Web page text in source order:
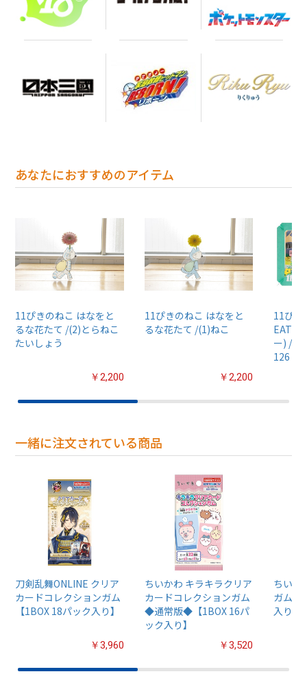
あなたにおすすめのアイテム
11ぴきのねこ はなをと
るな花たて /(2)とらねこ
たいしょう
￥2,200
11ぴきのねこ はなをと
るな花たて /(1)ねこ
￥2,200
11ぴき
ー) /
126
一緒に注文されている商品
刀剣乱舞ONLINE クリア
カードコレクションガム
【1BOX 18パック入り】
￥3,960
ちいかわ キラキラクリア
カードコレクションガム
◆通常版◆【1BOX 16パ
ック入り】
￥3,520
ちいか
ガム4
入り】